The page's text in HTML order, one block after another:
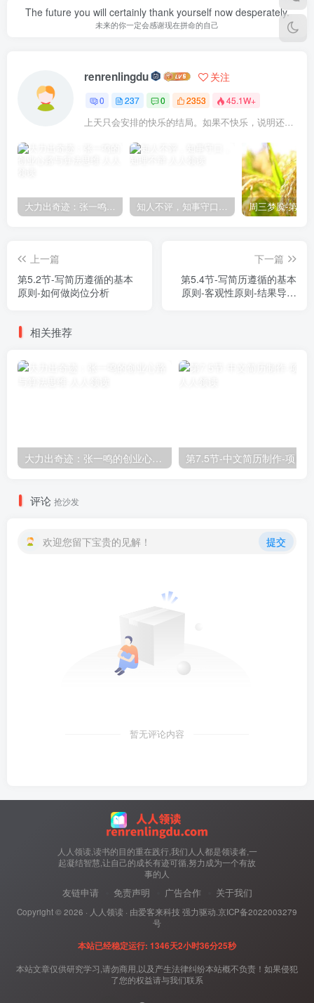
The future you will certainly thank yourself now desperately.
未来的你一定会感谢现在拼命的自己
renrenlingdu 关注
0 237 0 2353 45.1W+
上天只会安排的快乐的结局。如果不快乐，说明还不是最后结局
大力出奇迹：张一鸣的创业心路与算法思维 知人不评，知事守口，知理不辩
上一篇
第5.2节-写简历遵循的基本
原则-如何做岗位分析
下一篇
第5.4节-写简历遵循的基本
原则-客观性原则-结果导向
相关推荐
大力出奇迹：张一鸣的创业心路与算法思维 第7.5节-中文简历制作-项目
评论 抢沙发
欢迎您留下宝贵的见解！ 提交
暂无评论内容
人人领读,读书的目的重在践行,我们人人都是领读者,一
起凝结智慧,让自己的成长有迹可循,努力成为一个有故
事的人
友链申请 免责声明 广告合作 关于我们
Copyright ©2026 · 人人领读 · 由爱客来科技 强力驱动. 京ICP备2022003279
号
本站已经稳定运行: 1346天2小时36分26秒
本站文章仅供研究学习,请勿商用,以及产生法律纠纷本站概不负责！如果侵犯
了您的权益请与我们联系